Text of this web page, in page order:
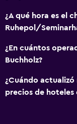
¿A qué hora es el
Ruhepol/
¿En cuántos
Buchholz?
¿Cuándo
precios de hoteles